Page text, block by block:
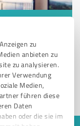
zu
anbieten zu
zu analysieren.
Verwendung
Medien,
führen diese
Daten
oder die sie im
Sie ein von
1